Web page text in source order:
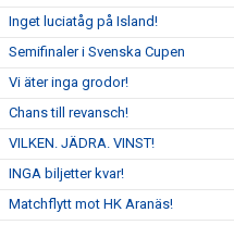
Inget luciatåg på Island!
Semifinaler i Svenska Cupen
Vi äter inga grodor!
Chans till revansch!
VILKEN. JÄDRA. VINST!
INGA biljetter kvar!
Matchflytt mot HK Aranäs!